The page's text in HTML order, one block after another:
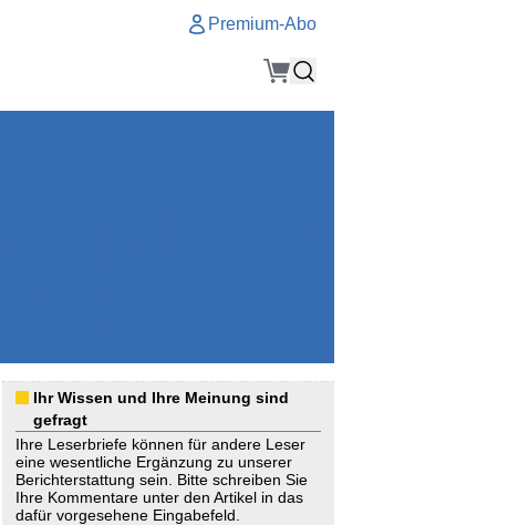
Premium-Abo
Ihr Wissen und Ihre Meinung sind
gefragt
Ihre Leserbriefe können für andere Leser
eine wesentliche Ergänzung zu unserer
Berichterstattung sein. Bitte schreiben Sie
Ihre Kommentare unter den Artikel in das
dafür vorgesehene Eingabefeld.